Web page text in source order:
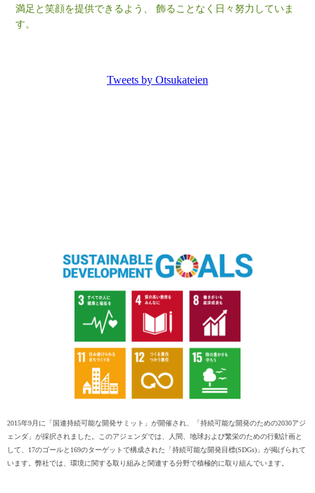
満足と笑顔を提供できるよう、 飾ることなく日々努力していま
す。
2015年9月に「国連持続可能な開発サミット」が開催され、「持続可能な開発のための2030アジ
ェンダ」が採択されました。このアジェンダでは、人間、地球および繁栄のための行動計画と
して、17のゴールと169のターゲットで構成された「持続可能な開発目標(SDGs)」が掲げられて
います。弊社では、環境に関する取り組みと関連する分野で積極的に取り組んでいます。